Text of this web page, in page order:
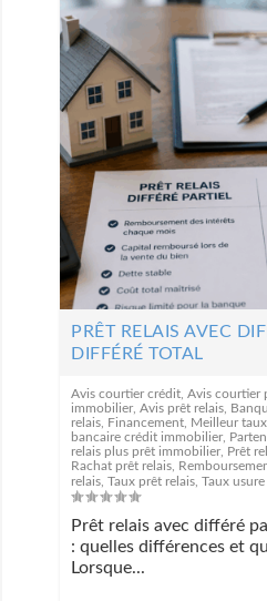
PRÊT RELAIS AVEC
DIFFÉRÉ TOTAL
Avis courtier crédit ,Avis courtier
immobilier ,Avis prêt relais
relais Financement Meilleur
bancaire crédit immobilier
relais plus prêt immobilier Prêt
Rachat prêt relais
relais ,Taux prêt relais ,Taux
Prêt relais avec différé
: quelles différences et
Lorsque...